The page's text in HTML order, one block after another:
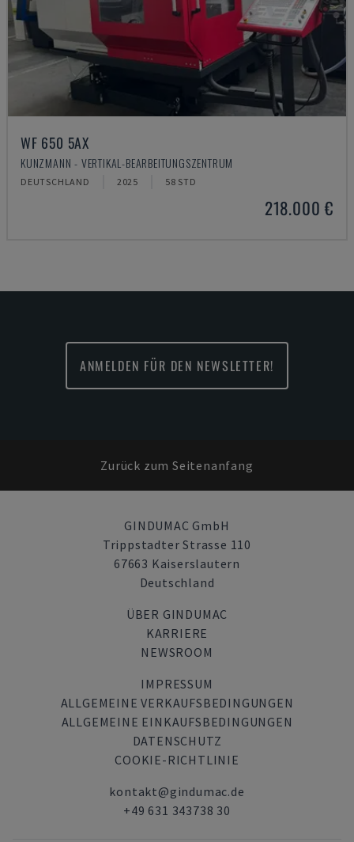
WF 650 5AX
KUNZMANN - VERTIKAL-BEARBEITUNGSZENTRUM
DEUTSCHLAND 2025 58 STD
218.000 €
ANMELDEN FÜR DEN NEWSLETTER!
Zurück zum Seitenanfang
GINDUMAC GmbH
Trippstadter Strasse 110
67663 Kaiserslautern
Deutschland
ÜBER GINDUMAC
KARRIERE
NEWSROOM
IMPRESSUM
ALLGEMEINE VERKAUFSBEDINGUNGEN
ALLGEMEINE EINKAUFSBEDINGUNGEN
DATENSCHUTZ
COOKIE-RICHTLINIE
kontakt@gindumac.de
+49 631 343738 30